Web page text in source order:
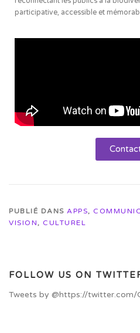
participative, accessible et
PUBLIÉ DANS APPS,
VISION, CULTUREL
FOLLOW US ON
Tweets by @https://twitter.com/